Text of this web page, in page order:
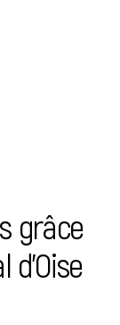
grâce